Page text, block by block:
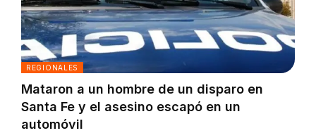
REGIONALES
Mataron a un hombre de un disparo en
Santa Fe y el asesino escapó en un
automóvil